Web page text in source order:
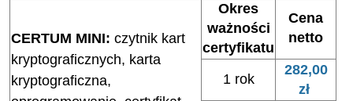
CERTUM MINI: czytnik kart
kryptograficznych, karta
kryptograficzna,
Okres
ważności
certyfikatu
Cena
netto
1 rok
282,00
zł